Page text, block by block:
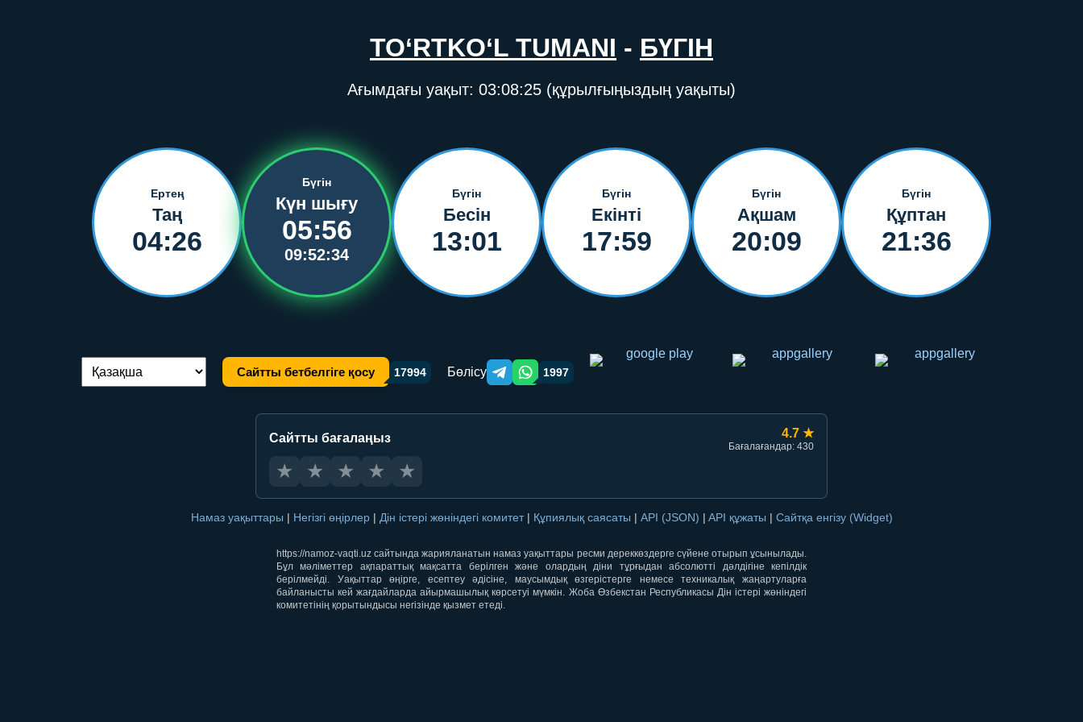
TO‘RTKO‘L TUMANI - БҮГІН
Ағымдағы уақыт: 03:08:25 (құрылғыңыздың уақыты)
Ертең
Таң
04:26
Бүгін
Күн шығу
05:56
09:52:34
Бүгін
Бесін
13:01
Бүгін
Екінті
17:59
Бүгін
Ақшам
20:09
Бүгін
Құптан
21:36
Тілді ауыстыру: Сайтты бетбелгіге қосу 17994 Бөлісу Telegram orqali ulashish
WhatsApp orqali ulashish
1997
Сайтты бағалаңыз 4.7 ★
Бағалағандар: 430
★ ★ ★ ★ ★
Намаз уақыттары | Негізгі өңірлер | Дін істері жөніндегі комитет | Құпиялық саясаты | API (JSON) | API құжаты | Сайтқа енгізу (Widget)
https://namoz-vaqti.uz сайтында жарияланатын намаз уақыттары ресми дереккөздерге сүйене отырып ұсынылады.
Бұл мәліметтер ақпараттық мақсатта берілген және олардың діни тұрғыдан абсолютті дәлдігіне кепілдік
берілмейді. Уақыттар өңірге, есептеу әдісіне, маусымдық өзгерістерге немесе техникалық жаңартуларға
байланысты кей жағдайларда айырмашылық көрсетуі мүмкін. Жоба Өзбекстан Республикасы Дін істері жөніндегі
комитетінің қорытындысы негізінде қызмет етеді.